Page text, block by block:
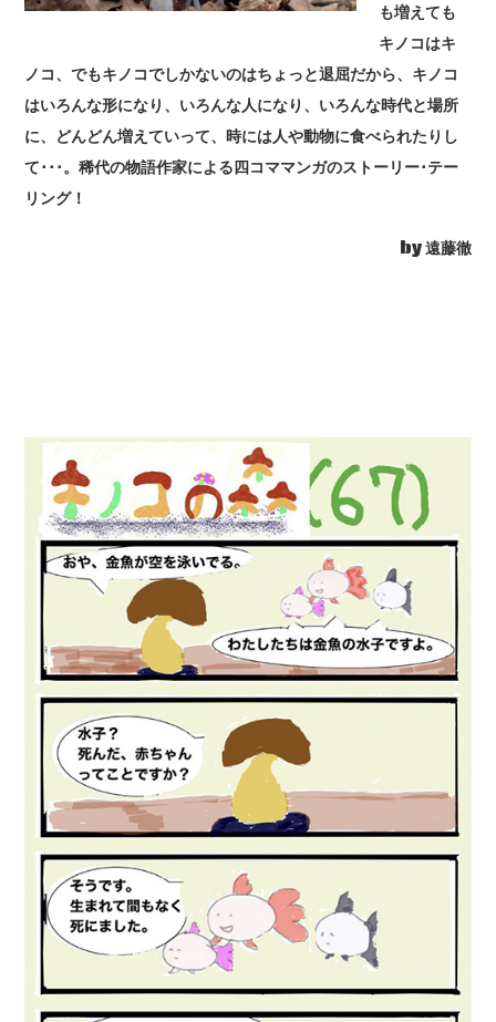
も増えても
キノコはキ
ノコ、でもキノコでしかないのはちょっと退屈だから、キノコ
はいろんな形になり、いろんな人になり、いろんな時代と場所
に、どんどん増えていって、時には人や動物に食べられたりし
て･･･。稀代の物語作家による四コママンガのストーリー･テー
リング！
by 遠藤徹